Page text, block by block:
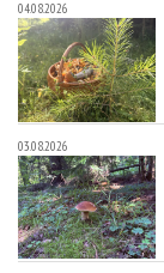
04.08.2026
03.08.2026